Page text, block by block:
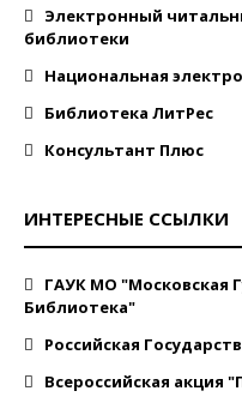
Электронный
библиотеки
Национальная
Библиотека ЛитРес
Консультант Плюс
ИНТЕРЕСНЫЕ ССЫЛКИ
ГАУК МО "Московская
Библиотека"
Российская
Всероссийская акция